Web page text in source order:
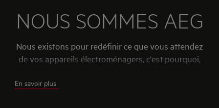
NOUS SOMMES AEG
Nous existons pour redéfinir ce que vous attendez
de vos appareils électroménagers, c'est pourquoi,
En savoir plus